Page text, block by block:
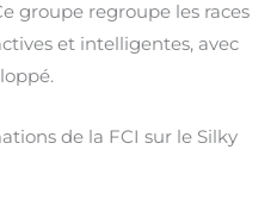
groupe regroupe les races
et intelligentes, avec
de la FCI sur le Silky